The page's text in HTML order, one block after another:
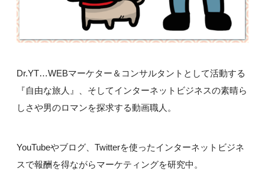
Dr.YT…WEBマーケター＆コンサルタントとして活動する
『自由な旅人』、そしてインターネットビジネスの素晴ら
しさや男のロマンを探求する動画職人。
YouTubeやブログ、Twitterを使ったインターネットビジネ
スで報酬を得ながらマーケティングを研究中。